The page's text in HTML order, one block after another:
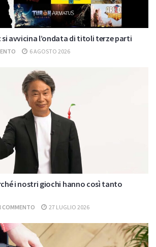
si avvicina l’ondata di titoli terze parti
6 AGOSTO 2026
i nostri giochi hanno così tanto
COMMENTO 27 LUGLIO 2026